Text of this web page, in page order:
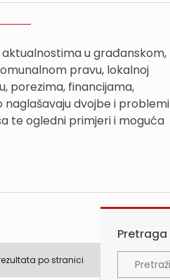
u građanskom,
pravu, lokalnoj
porezima, financijama,
naglašavaju dvojbe i problemi
te ogledni primjeri i moguća
po stranici
Pretraga